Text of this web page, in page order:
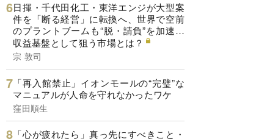
日揮・千代田化工・東洋エンジが大型案
件を「断る経営」に転換へ、世界で空前
のプラントブームも“脱・請負”を加速…
収益基盤として狙う市場とは？
宗 敦司
「再入館禁止」イオンモールの“完璧”な
マニュアルが人命を守れなかったワケ
窪田順生
「心が疲れたら」真っ先にすべきこと・